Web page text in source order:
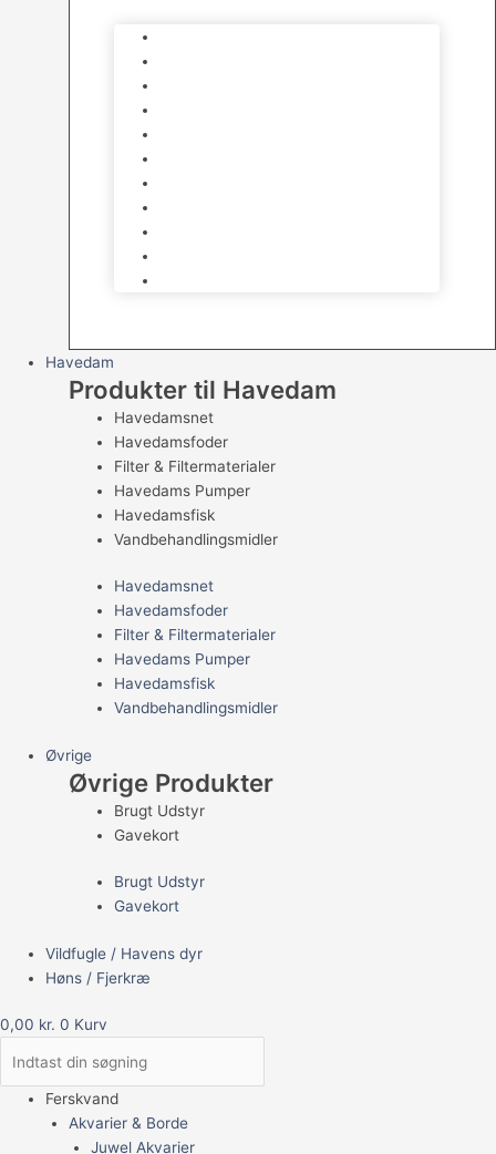
Havedam
Produkter til Havedam
Havedamsnet
Havedamsfoder
Filter & Filtermaterialer
Havedams Pumper
Havedamsfisk
Vandbehandlingsmidler
Havedamsnet
Havedamsfoder
Filter & Filtermaterialer
Havedams Pumper
Havedamsfisk
Vandbehandlingsmidler
Øvrige
Øvrige Produkter
Brugt Udstyr
Gavekort
Brugt Udstyr
Gavekort
Vildfugle / Havens dyr
Høns / Fjerkræ
0,00 kr. 0 Kurv
Ferskvand
Akvarier & Borde
Juwel Akvarier